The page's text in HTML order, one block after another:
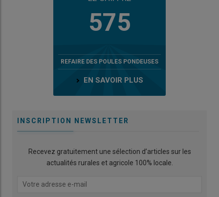
575
REFAIRE DES POULES PONDEUSES
EN SAVOIR PLUS
INSCRIPTION NEWSLETTER
Recevez gratuitement une sélection d’articles sur les
actualités rurales et agricole 100% locale.